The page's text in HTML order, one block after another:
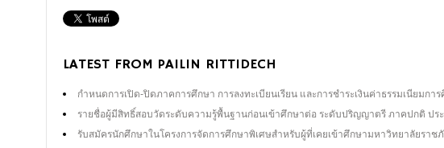
LATEST FROM PAILIN RITTIDECH
กำหนดการเปิด-ปิดภาคการศึกษา การลงทะเบียนเรียน และการชำระเงินค่าธรรมเนียม
รายชื่อผู้มีสิทธิ์สอบวัดระดับความรู้พื้นฐานก่อนเข้าศึกษาต่อ ระดับปริญญาตรี ภาคปกติ ปร
รับสมัครนักศึกษาในโครงการจัดการศึกษาพิเศษสำหรับผู้ที่เคยเข้าศึกษามหาวิทยาลัยรา